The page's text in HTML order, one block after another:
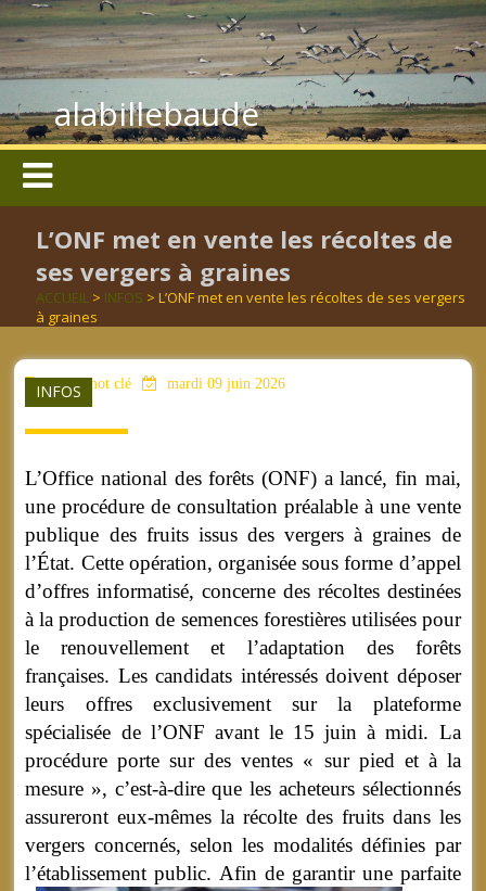
alabillebaude
L’ONF met en vente les récoltes de
ses vergers à graines
ACCUEIL > INFOS > L’ONF met en vente les récoltes de ses vergers
à graines
INFOS
aucun mot clé mardi 09 juin 2026
L’Office national des forêts (ONF) a lancé, fin mai,
une procédure de consultation préalable à une vente
publique des fruits issus des vergers à graines de
l’État. Cette opération, organisée sous forme d’appel
d’offres informatisé, concerne des récoltes destinées
à la production de semences forestières utilisées pour
le renouvellement et l’adaptation des forêts
françaises. Les candidats intéressés doivent déposer
leurs offres exclusivement sur la plateforme
spécialisée de l’ONF avant le 15 juin à midi. La
procédure porte sur des ventes « sur pied et à la
mesure », c’est-à-dire que les acheteurs sélectionnés
assureront eux-mêmes la récolte des fruits dans les
vergers concernés, selon les modalités définies par
l’établissement public.Afin de garantir une parfaite